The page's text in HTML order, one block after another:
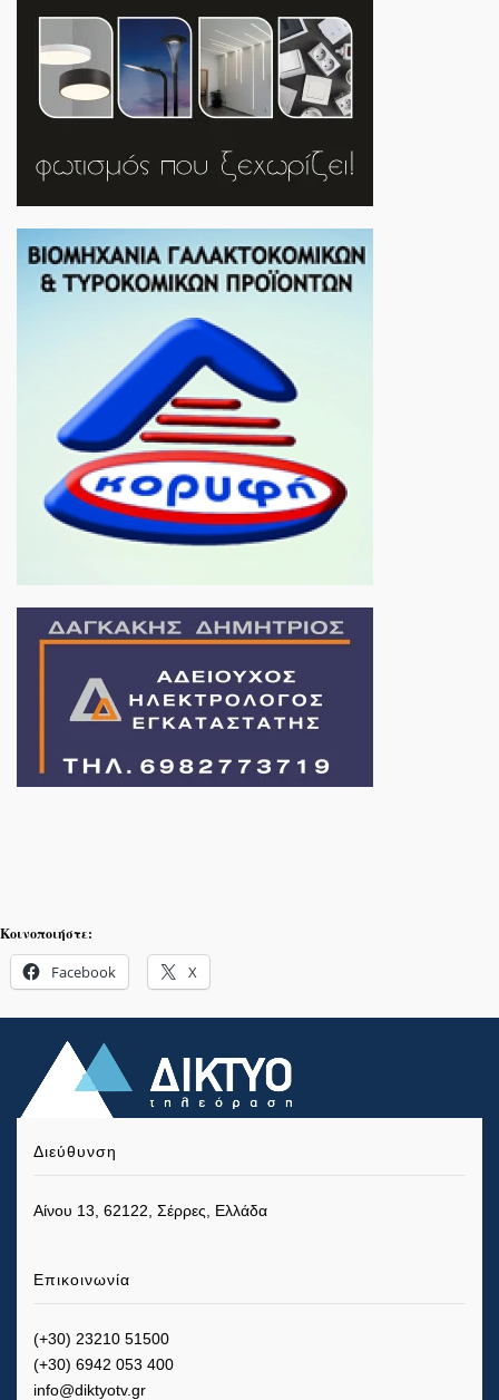
Κοινοποιήστε:
Facebook X
Διεύθυνση
Αίνου 13, 62122, Σέρρες, Ελλάδα
Επικοινωνία
(+30) 23210 51500
(+30) 6942 053 400
info@diktyotv.gr